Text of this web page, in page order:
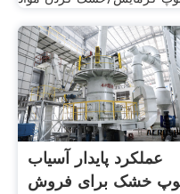
عملکرد پایدار آسیاب
خشک برای فروش